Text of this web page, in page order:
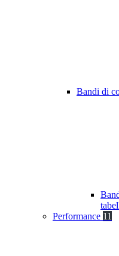
Bandi di
Performance 11